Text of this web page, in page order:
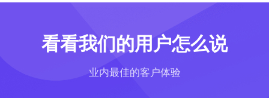
看看我们的用户怎么说
业内最佳的客户体验